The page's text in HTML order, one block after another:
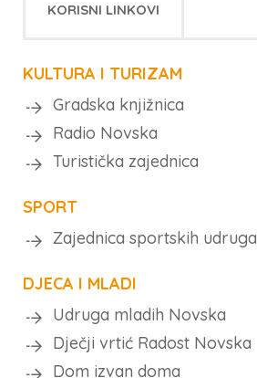
KORISNI LINKOVI
KULTURA I TURIZAM
Gradska knjižnica
Radio Novska
Turistička zajednica
SPORT
Zajednica sportskih udruga
DJECA I MLADI
Udruga mladih Novska
Dječji vrtić Radost Novska
Dom izvan doma